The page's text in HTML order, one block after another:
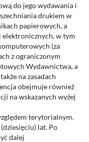
do jego wydawania i
drukiem w
papierowych, a
elektronicznych, w tym
(za
z ograniczonym
Wydawnictwa, a
na zasadach
obejmuje również
na wskazanych wyżej
terytorialnym.
lat. Po
dalej